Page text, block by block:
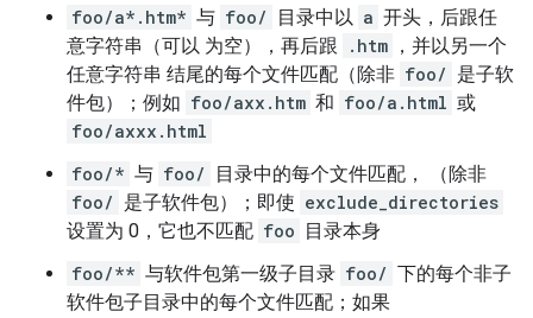
foo/a*.htm* 与 foo/ 目录中以 a 开头，后跟任
意字符串（可以 为空），再后跟
.htm ，并以另一个
任意字符串 结尾的每个文件匹配（除非 foo/ 是子软
件包）；例如 foo/axx.htm 和 foo/a.html 或
foo/axxx.html
foo/* 与 foo/
目录中的每个文件匹配， （除非
foo/ 是子软件包）；即使 exclude_directories
设置为 0，它也不匹配 foo 目录本身
foo/** 与软件包第一级子目录 foo/ 下的每个非子
软件包子目录中的每个文件匹配；如果